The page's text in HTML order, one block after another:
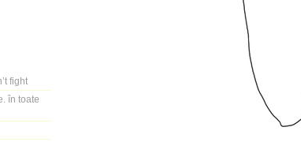
fight
în toate